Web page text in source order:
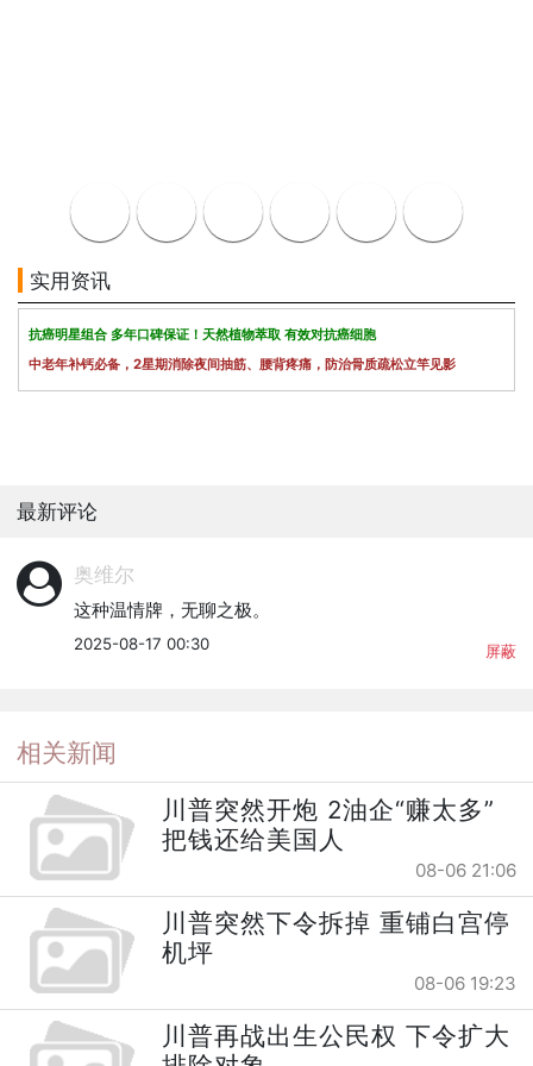
实用资讯
抗癌明星组合 多年口碑保证！天然植物萃取 有效对抗癌细胞
中老年补钙必备，2星期消除夜间抽筋、腰背疼痛，防治骨质疏松立竿见影
最新评论
奥维尔
这种温情牌，无聊之极。
2025-08-17 00:30 屏蔽
相关新闻
川普突然开炮 2油企“赚太多”
把钱还给美国人
08-06 21:06
川普突然下令拆掉 重铺白宫停
机坪
08-06 19:23
川普再战出生公民权 下令扩大